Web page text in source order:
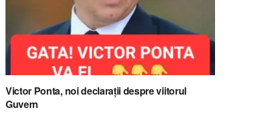
Victor Ponta, noi declarații despre viitorul
Guvern